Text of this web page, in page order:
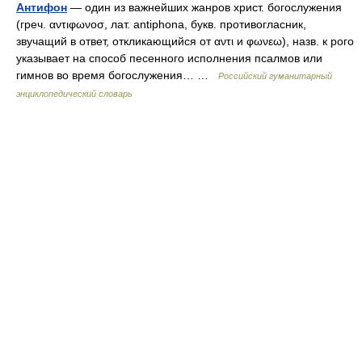
Антифон — один из важнейших жанров христ. богослужения
(греч. αντιφωνοσ, лат. antiphona, букв. противогласник,
звучащий в ответ, откликающийся от αντι и φωνεω), назв. к рого
указывает на способ песенного исполнения псалмов или
гимнов во время богослужения… …
Российский гуманитарный
энциклопедический словарь